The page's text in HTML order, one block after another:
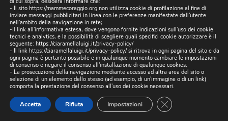
CANALI, CON DILLO A L’AVVOCATO DAVIDE TIROZZI, 24
FEBBRAIO 2026
TESTIMONE LA PRESIDENTE ELENA RONZULLO A.M.C.V.S.
ASSOCIAZIONE MAMME CORAGGIO E VITTIME DELLA
STRADA – ODV 24 FEBBRAIO 2026
DI QUARTO
24 FEBBRAIO 2026
- Il sito https://mammecoraggio.org non utilizza cookie di profilazione al fine di
inviare messaggi pubblicitari in linea con le preferenze manifestate dall'utente
nell'ambito della navigazione in rete;
-Il link all'informativa estesa, dove vengono fornite indicazioni sull'uso dei cookie
tecnici e analytics, e la possibilità di scegliere quali specifici cookie autorizzare è il
seguente: https://ciaramellaluigi.it/privacy-policy/
- Il link https://ciaramellaluigi.it/privacy-policy/si ritrova in ogni pagina del sito e da
ogni pagina è pertanto possibile e in qualunque momento cambiare le impostazioni
di consenso e negare il consenso all'installazione di qualunque cookies;
- La prosecuzione della navigazione mediante accesso ad altra area del sito o
selezione di un elemento dello stesso (ad esempio, di un'immagine o di un link)
comporta la prestazione del consenso all'uso dei cookie necessari.
Accetta Rifiuta Impostazioni CLOSE GDPR